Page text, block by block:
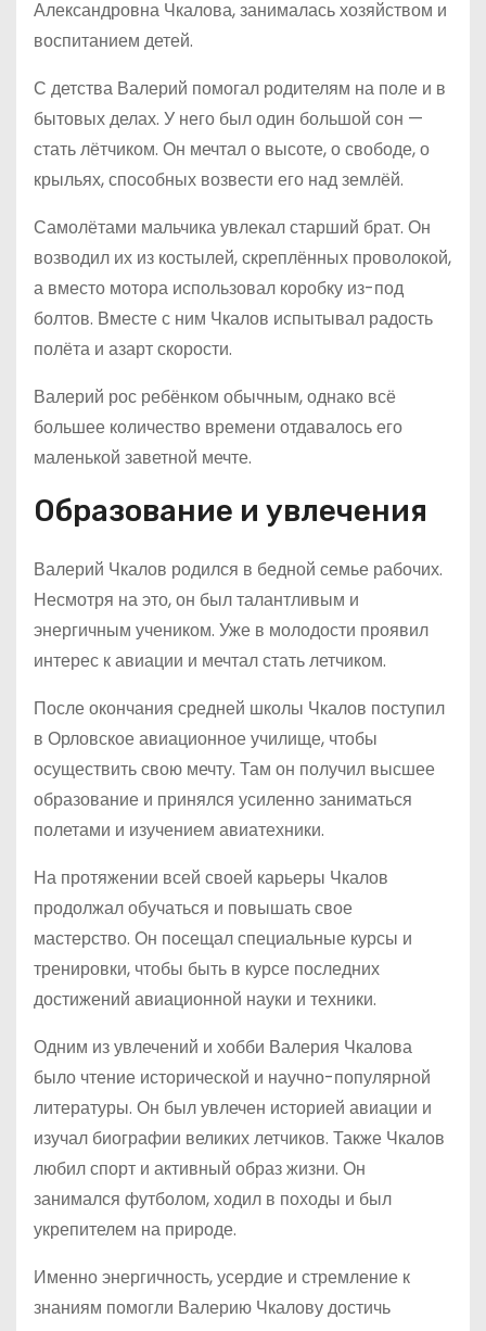
Александровна Чкалова, занималась хозяйством и
воспитанием детей.
С детства Валерий помогал родителям на поле и в
бытовых делах. У него был один большой сон —
стать лётчиком. Он мечтал о высоте, о свободе, о
крыльях, способных возвести его над землёй.
Самолётами мальчика увлекал старший брат. Он
возводил их из костылей, скреплённых проволокой,
а вместо мотора использовал коробку из-под
болтов. Вместе с ним Чкалов испытывал радость
полёта и азарт скорости.
Валерий рос ребёнком обычным, однако всё
большее количество времени отдавалось его
маленькой заветной мечте.
Образование и увлечения
Валерий Чкалов родился в бедной семье рабочих.
Несмотря на это, он был талантливым и
энергичным учеником. Уже в молодости проявил
интерес к авиации и мечтал стать летчиком.
После окончания средней школы Чкалов поступил
в Орловское авиационное училище, чтобы
осуществить свою мечту. Там он получил высшее
образование и принялся усиленно заниматься
полетами и изучением авиатехники.
На протяжении всей своей карьеры Чкалов
продолжал обучаться и повышать свое
мастерство. Он посещал специальные курсы и
тренировки, чтобы быть в курсе последних
достижений авиационной науки и техники.
Одним из увлечений и хобби Валерия Чкалова
было чтение исторической и научно-популярной
литературы. Он был увлечен историей авиации и
изучал биографии великих летчиков. Также Чкалов
любил спорт и активный образ жизни. Он
занимался футболом, ходил в походы и был
укрепителем на природе.
Именно энергичность, усердие и стремление к
знаниям помогли Валерию Чкалову достичь